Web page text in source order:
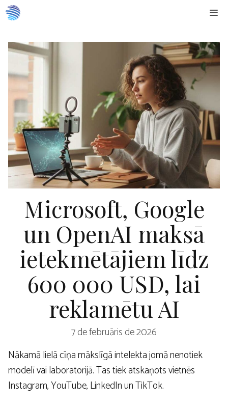
Doties
uz
Microsoft, Google
un OpenAI maksā
ietekmētājiem līdz
600 000 USD, lai
reklamētu AI
7 de februāris de 2026
Nākamā lielā cīņa mākslīgā intelekta jomā nenotiek
modelī vai laboratorijā. Tas tiek atskaņots vietnēs
Instagram, YouTube, LinkedIn un TikTok.